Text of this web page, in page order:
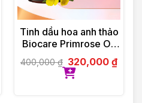
Tinh dầu hoa anh thảo
Biocare Primrose Oil
(30 viên)
400,000₫ 320,000₫